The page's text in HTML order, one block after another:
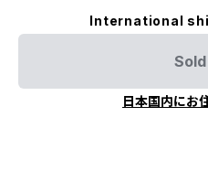
International
日本国内にお